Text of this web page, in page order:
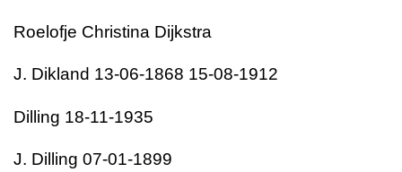
Roelofje Christina Dijkstra
J. Dikland 13-06-1868 15-08-1912
Dilling 18-11-1935
J. Dilling 07-01-1899